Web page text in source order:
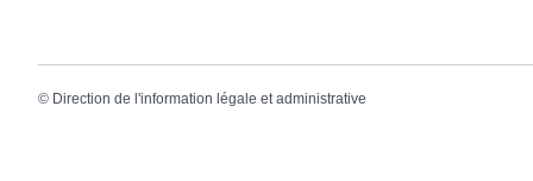
© Direction de l'information légale et administrative